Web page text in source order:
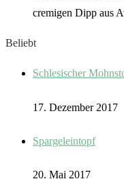
cremigen Dipp aus
Beliebt
Schlesischer
17. Dezember 2017
Spargeleintopf
20. Mai 2017